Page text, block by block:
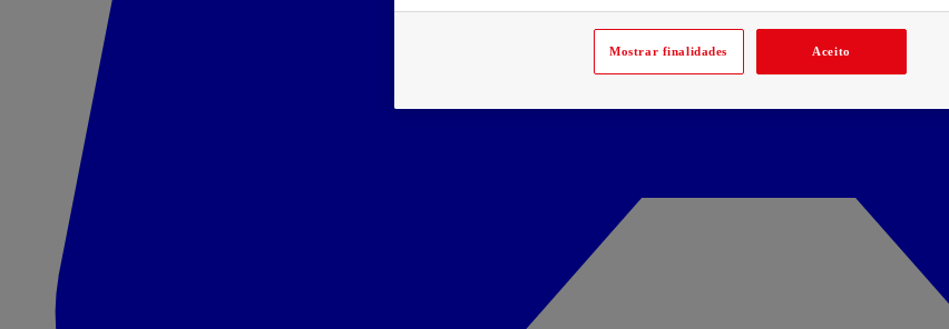
Mostrar finalidades Aceito